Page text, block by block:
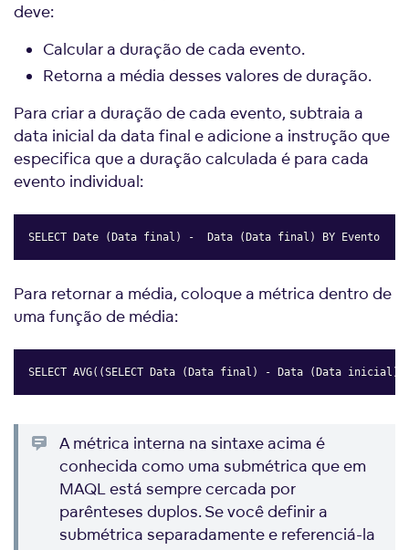
deve:
Calcular a duração de cada evento.
Retorna a média desses valores de duração.
Para criar a duração de cada evento, subtraia a
data inicial da data final e adicione a instrução que
especifica que a duração calculada é para cada
evento individual:
SELECT Date (Data final) -  Data (Data final) BY Evento
Copy
Para retornar a média, coloque a métrica dentro de
uma função de média:
SELECT AVG((SELECT Data (Data final) - Data (Data inicial)
Copy
A métrica interna na sintaxe acima é
conhecida como uma submétrica que em
MAQL está sempre cercada por
parênteses duplos. Se você definir a
submétrica separadamente e referenciá-la